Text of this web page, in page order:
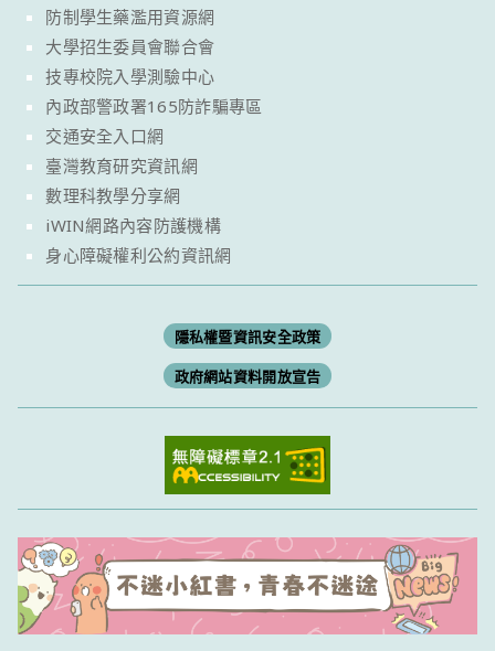
防制學生藥濫用資源網
大學招生委員會聯合會
技專校院入學測驗中心
內政部警政署165防詐騙專區
交通安全入口網
臺灣教育研究資訊網
數理科教學分享網
iWIN網路內容防護機構
身心障礙權利公約資訊網
隱私權暨資訊安全政策
政府網站資料開放宣告